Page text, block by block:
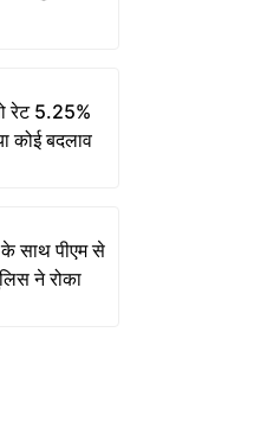
रेट 5.25%
कोई बदलाव
साथ पीएम से
ने रोका